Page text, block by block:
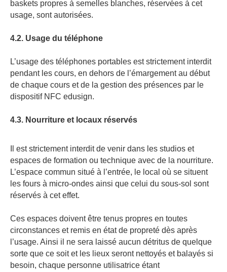
baskets propres à semelles blanches, réservées à cet
usage, sont autorisées.
4.2. Usage du téléphone
L’usage des téléphones portables est strictement interdit
pendant les cours, en dehors de l’émargement au début
de chaque cours et de la gestion des présences par le
dispositif NFC edusign.
4.3. Nourriture et locaux réservés
Il est strictement interdit de venir dans les studios et
espaces de formation ou technique avec de la nourriture.
L’espace commun situé à l’entrée, le local où se situent
les fours à micro-ondes ainsi que celui du sous-sol sont
réservés à cet effet.
Ces espaces doivent être tenus propres en toutes
circonstances et remis en état de propreté dès après
l’usage. Ainsi il ne sera laissé aucun détritus de quelque
sorte que ce soit et les lieux seront nettoyés et balayés si
besoin, chaque personne utilisatrice étant